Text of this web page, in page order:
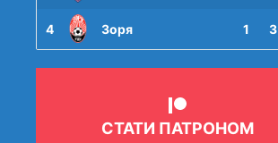
4 Зоря 1 3
СТАТИ ПАТРОНОМ